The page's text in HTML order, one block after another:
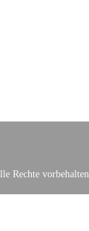
Rechte vorbehalten.